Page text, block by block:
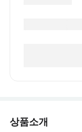
상품소개